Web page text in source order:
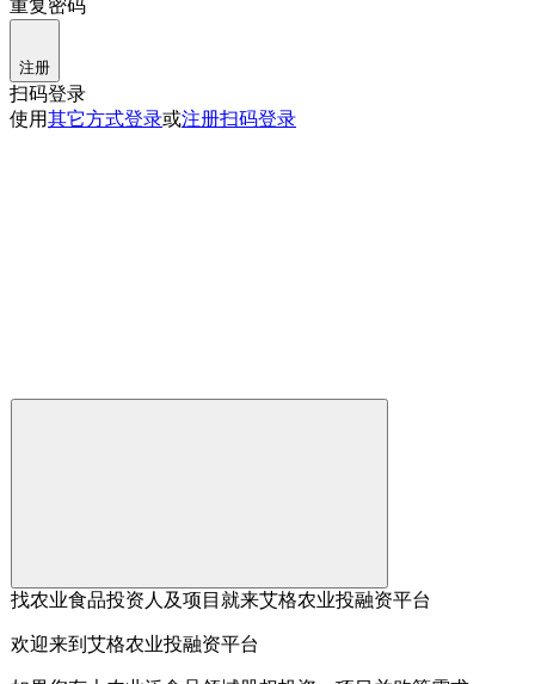
重复密码
注册
扫码登录
使用其它方式登录或注册扫码登录
找农业食品投资人及项目就来艾格农业投融资平台
欢迎来到艾格农业投融资平台